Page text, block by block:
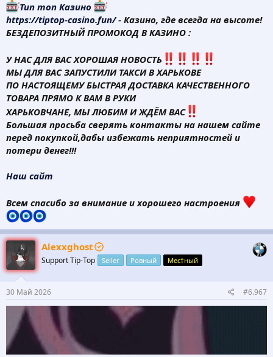
Тип топ Казино
https://tiptop-casino.fun/- Казино, где всегда на высоте!
БЕЗДЕПОЗИТНЫЙ ПРОМОКОД В КАЗИНО :
У НАС ДЛЯ ВАС ХОРОШАЯ НОВОСТЬ
МЫ ДЛЯ ВАС ЗАПУСТИЛИ ТАКСИ В ХАРЬКОВЕ
ПО НАСТОЯЩЕМУ БЫСТРАЯ ДОСТАВКА КАЧЕСТВЕННОГО
ТОВАРА ПРЯМО К ВАМ В РУКИ
ХАРЬКОВЧАНЕ, МЫ ЛЮБИМ И ЖДЁМ ВАС
Большая просьба сверять контакты на нашем сайте
перед покупкой,дабы избежать неприятностей и
потери денег!!!
Наш сайт
Всем спасибо за внимание и хорошего настроения
Alexxghost
Support Tip-Top Seller Ровный Мес†ный
30 Май 2026 #6.967